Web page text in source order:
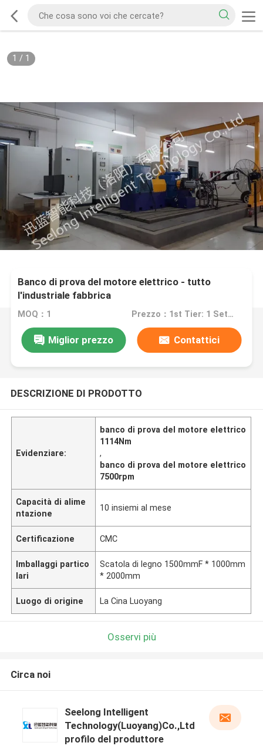
1 / 1
Banco di prova del motore elettrico - tutto
l'industriale fabbrica
MOQ：1 Prezzo：1st Tier: 1 Set, Unit Price USD 3.00 2nd Tier: 2-5 Sets, Unit Price USD 2.00 3rd Tier: Over 5 Sets, Unit Price USD 1.00
Miglior prezzo Contattici
DESCRIZIONE DI PRODOTTO
Evidenziare:
banco di prova del motore elettrico
1114Nm
,
banco di prova del motore elettrico
7500rpm
Capacità di alime
ntazione
10 insiemi al mese
Certificazione CMC
Imballaggi partico
lari
Scatola di legno 1500mmF * 1000mm
* 2000mm
Luogo di origine La Cina Luoyang
Osservi più
Circa noi
Seelong Intelligent
Technology(Luoyang)Co.,Ltd
profilo del produttore